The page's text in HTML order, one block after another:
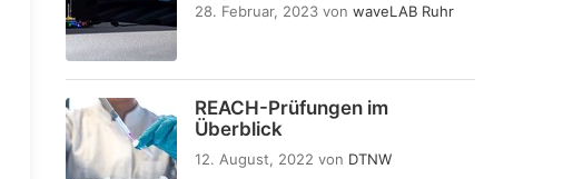
28. Februar, 2023 von waveLAB Ruhr
REACH-Prüfungen im
Überblick
12. August, 2022 von DTNW